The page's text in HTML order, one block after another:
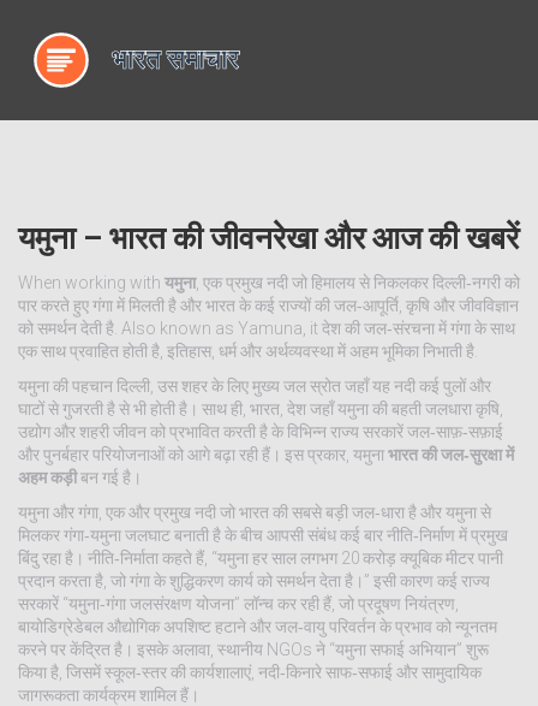
यमुना – भारत की जीवनरेखा और आज की खबरें
When working with यमुना, एक प्रमुख नदी जो हिमालय से निकलकर दिल्ली‑नगरी को
पार करते हुए गंगा में मिलती है और भारत के कई राज्यों की जल‑आपूर्ति, कृषि और जीवविज्ञान
को समर्थन देती है . Also known as Yamuna , it देश की जल‑संरचना में गंगा के साथ
एक साथ प्रवाहित होती है, इतिहास, धर्म और अर्थव्यवस्था में अहम भूमिका निभाती है
यमुना की पहचानदिल्ली उस शहर के लिए मुख्य जल स्रोत जहाँ यह नदी कई पुलों और
घाटों से गुजरती हैसे भी होती है। साथ ही, भारत देश जहाँ यमुना की बहती जलधारा कृषि,
उद्योग और शहरी जीवन को प्रभावित करती हैके विभिन्न राज्य सरकारें जल‑साफ़‑सफ़ाई
और पुनर्बहार परियोजनाओं को आगे बढ़ा रही हैं। इस प्रकार, यमुनाभारत की जल‑सुरक्षा में
अहम कड़ीबन गई है।
यमुना औरगंगा एक और प्रमुख नदी जो भारत की सबसे बड़ी जल‑धारा है और यमुना से
मिलकर गंगा‑यमुना जलघाट बनाती हैके बीच आपसी संबंध कई बार नीति‑निर्माण में प्रमुख
बिंदु रहा है। नीति‑निर्माता कहते हैं, “यमुना हर साल लगभग 20 करोड़ क्यूबिक मीटर पानी
प्रदान करता है, जो गंगा के शुद्धिकरण कार्य को समर्थन देता है।” इसी कारण कई राज्य
सरकारें “यमुना‑गंगा जलसंरक्षण योजना” लॉन्च कर रही हैं, जो प्रदूषण नियंत्रण,
बायोडिग्रेडेबल औद्योगिक अपशिष्ट हटाने और जल‑वायु परिवर्तन के प्रभाव को न्यूनतम
करने पर केंद्रित है। इसके अलावा, स्थानीय NGOs ने “यमुना सफाई अभियान” शुरू
किया है, जिसमें स्कूल‑स्तर की कार्यशालाएं, नदी‑किनारे साफ‑सफाई और सामुदायिक
जागरूकता कार्यक्रम शामिल हैं।